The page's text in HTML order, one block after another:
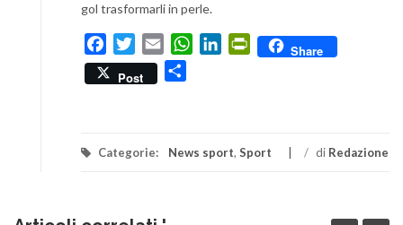
gol trasformarli in perle.
FacebookTwitterEmail WhatsApp
LinkedInPrintFriendly
Share
Post
Categorie: News sport, Sport / di Redazione